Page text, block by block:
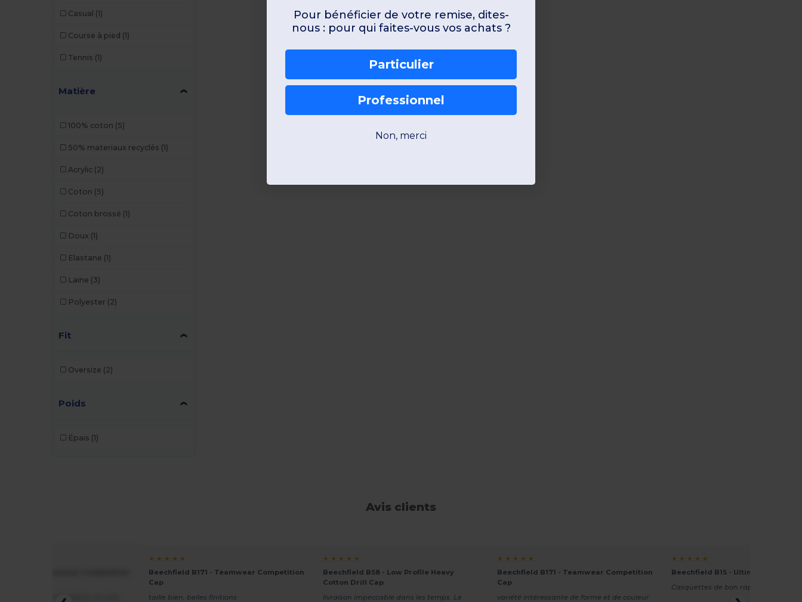
Casual (1)
Course à pied (1)
Tennis (1)
Matière
100% coton (5)
50% materiaux recyclés (1)
Acrylic (2)
Coton (5)
Coton brossé (1)
Doux (1)
Elastane (1)
Laine (3)
Polyester (2)
Fit
Oversize (2)
Poids
Épais (1)
Avis clients
au prix très abordable, au look
★ ★ ★ ★ ★
Beechfield B171 - Teamwear Competition
Cap
taille bien, belles finitions
★ ★ ★ ★ ★
Beechfield B58 - Low Profile Heavy
Cotton Drill Cap
livraison impeccable dans les temps. Le
★ ★ ★ ★ ★
Beechfield B171 - Teamwear Competition
Cap
variété intéressante de forme et de couleur
★ ★ ★ ★ ★
Beechfield B15 - Ultimate 5 Panel
Casquettes de bon rapport qualité/
Pour bénéficier de votre remise, dites-
nous : pour qui faites-vous vos achats ?
Particulier
Professionnel
Non, merci